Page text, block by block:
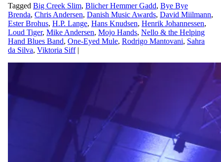
Tagged Big Creek Slim, Blicher Hemmer Gadd, Bye Bye
Brenda, Chris Andersen, Danish Music Awards, David Miilmann,
Ester Brohus, H.P. Lange, Hans Knudsen, Henrik Johannessen,
Loud Tiger, Mike Andersen, Mojo Hands, Nello & the Helping
Hand Blues Band, One-Eyed Mule, Rodrigo Mantovani, Sahra
da Silva, Viktoria Siff |